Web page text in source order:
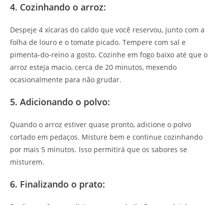
4. Cozinhando o arroz:
Despeje 4 xícaras do caldo que você reservou, junto com a
folha de louro e o tomate picado. Tempere com sal e
pimenta-do-reino a gosto. Cozinhe em fogo baixo até que o
arroz esteja macio, cerca de 20 minutos, mexendo
ocasionalmente para não grudar.
5. Adicionando o polvo:
Quando o arroz estiver quase pronto, adicione o polvo
cortado em pedaços. Misture bem e continue cozinhando
por mais 5 minutos. Isso permitirá que os sabores se
misturem.
6. Finalizando o prato: